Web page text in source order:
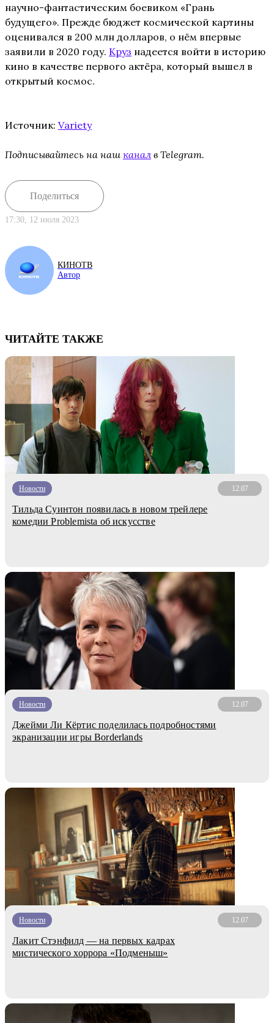
научно-фантастическим боевиком «Грань
будущего». Прежде бюджет космической картины
оценивался в 200 млн долларов, о нём впервые
заявили в 2020 году. Круз надеется войти в историю
кино в качестве первого актёра, который вышел в
открытый космос.
Источник: Variety
Подписывайтесь на наш канал в Telegram.
Поделиться
17:30, 12 июля 2023
КИНОТВ
Автор
ЧИТАЙТЕ ТАКЖЕ
Новости 12.07
Тильда Суинтон появилась в новом трейлере
комедии Problemista об искусcтве
Новости 12.07
Джейми Ли Кёртис поделилась подробностями
экранизации игры Borderlands
Новости 12.07
Лакит Стэнфилд — на первых кадрах
мистического хоррора «Подменыш»